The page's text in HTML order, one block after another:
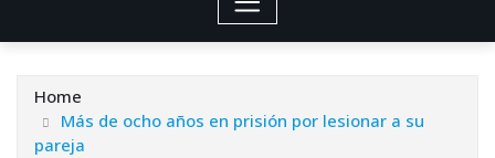
Home
Más de ocho años en prisión por lesionar a su
pareja